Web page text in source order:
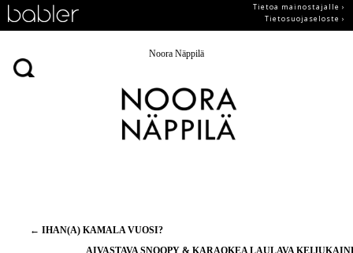
Tietoa mainostajalle ›
Tietosuojaseloste ›
Noora Näppilä
Artikkelien
← IHAN(A) KAMALA VUOSI?
AIVASTAVA SNOOPY & KARAOKEA LAULAVA